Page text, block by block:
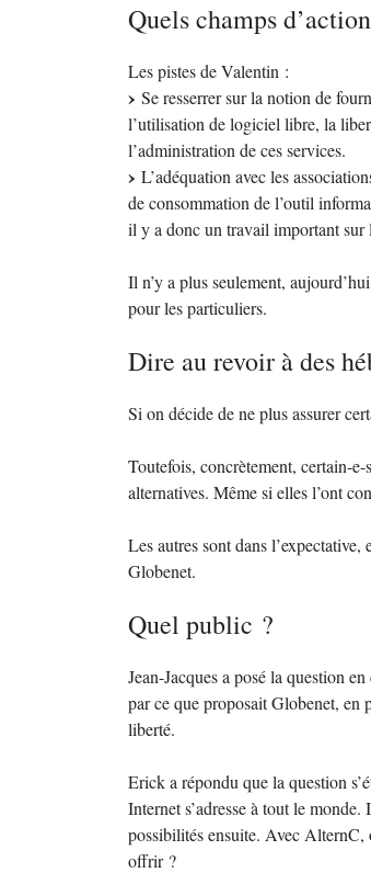
Quels champs
Les pistes de Valentin :
Se resserrer sur la notion de
l’utilisation de logiciel libre, la
l’administration de ces services.
L’adéquation avec les
de consommation de l’outil
il y a donc un travail important sur
Il n’y a plus seulement,
pour les particuliers.
Dire au revoir à des
Si on décide de ne plus assurer
Toutefois, concrètement, certain-e-
alternatives. Même si elles l’ont
Les autres sont dans
Globenet.
Quel public ?
Jean-Jacques a posé la question
par ce que proposait Globenet, en
liberté.
Erick a répondu que la question
Internet s’adresse à tout le
possibilités ensuite. Avec AlternC,
offrir ?